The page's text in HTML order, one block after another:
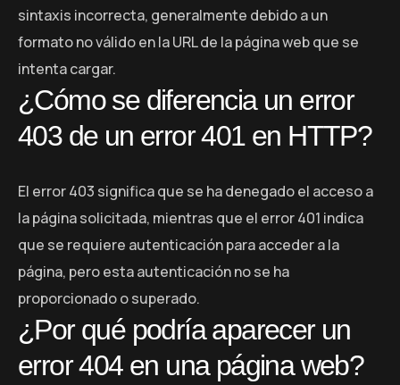
sintaxis incorrecta, generalmente debido a un
formato no válido en la URL de la página web que se
intenta cargar.
¿Cómo se diferencia un error
403 de un error 401 en HTTP?
El error 403 significa que se ha denegado el acceso a
la página solicitada, mientras que el error 401 indica
que se requiere autenticación para acceder a la
página, pero esta autenticación no se ha
proporcionado o superado.
¿Por qué podría aparecer un
error 404 en una página web?